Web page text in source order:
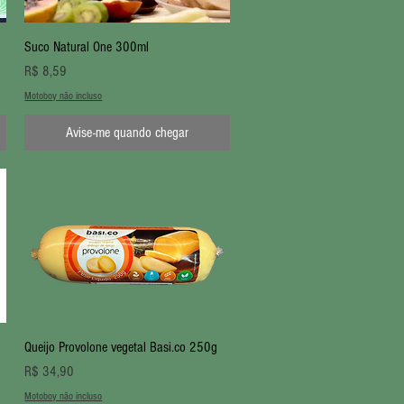
Visualização rápida
Suco Natural One 300ml
Preço
R$ 8,59
Motoboy não incluso
Avise-me quando chegar
Visualização rápida
Queijo Provolone vegetal Basi.co 250g
Preço
R$ 34,90
Motoboy não incluso